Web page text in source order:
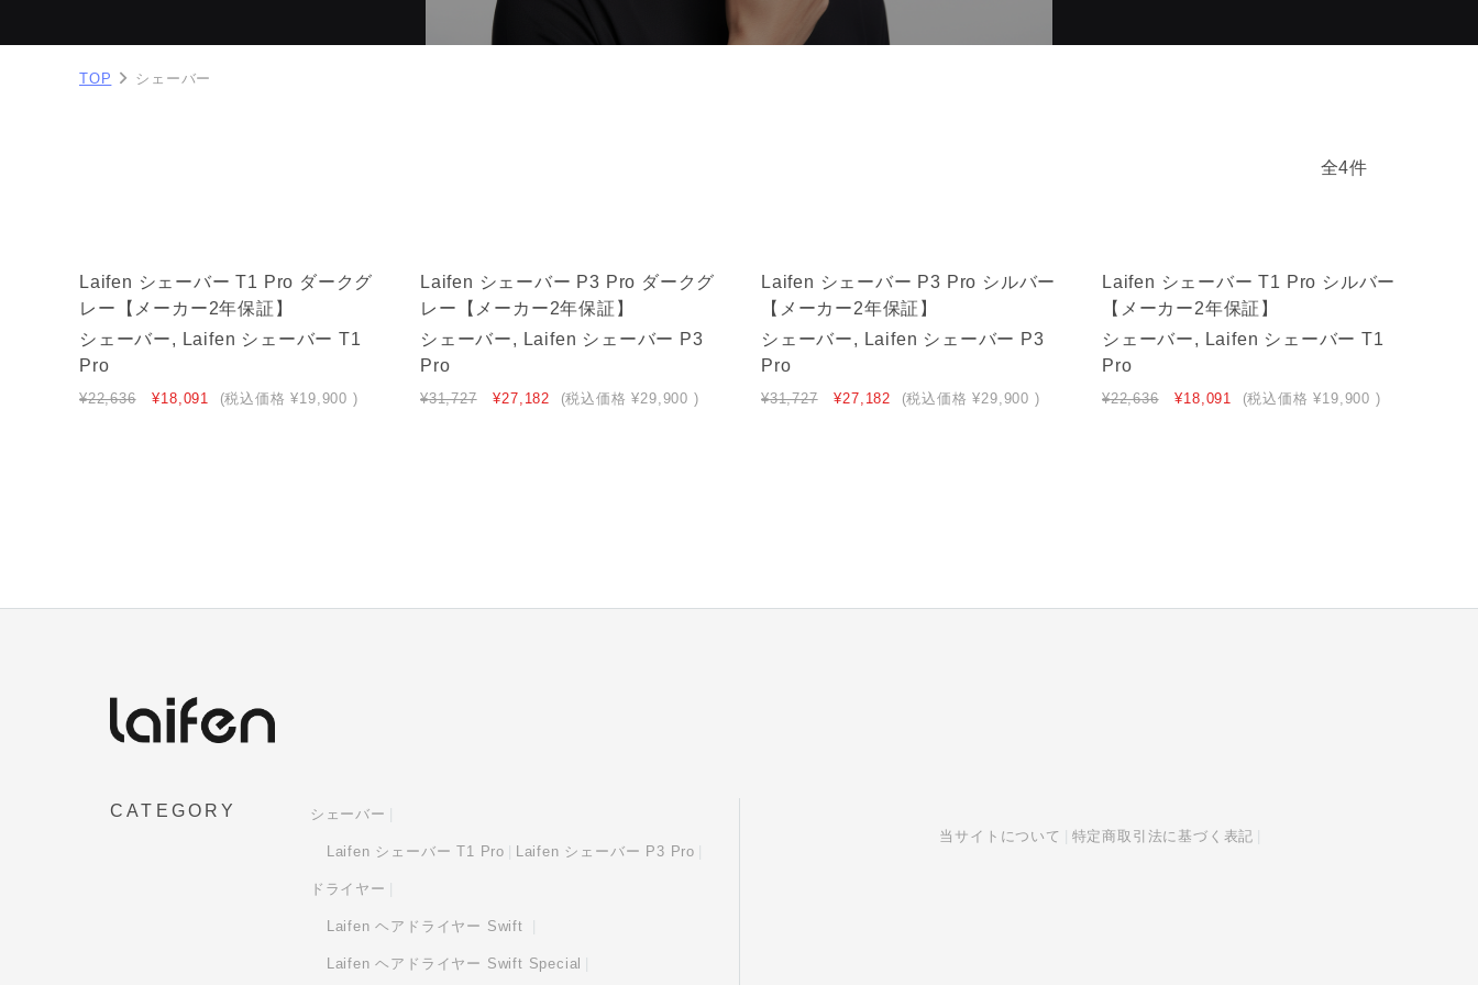
TOP シェーバー
全4件
Laifen シェーバー T1 Pro ダークグ
レー【メーカー2年保証】
シェーバー, Laifen シェーバー T1
Pro
¥22,636 ¥18,091 (税込価格 ¥19,900 )
Laifen シェーバー P3 Pro ダークグ
レー【メーカー2年保証】
シェーバー, Laifen シェーバー P3
Pro
¥31,727 ¥27,182 (税込価格 ¥29,900 )
Laifen シェーバー P3 Pro シルバー
【メーカー2年保証】
シェーバー, Laifen シェーバー P3
Pro
¥31,727 ¥27,182 (税込価格 ¥29,900 )
Laifen シェーバー T1 Pro シルバー
【メーカー2年保証】
シェーバー, Laifen シェーバー T1
Pro
¥22,636 ¥18,091 (税込価格 ¥19,900 )
CATEGORY シェーバー
Laifen シェーバー T1 Pro Laifen シェーバー P3 Pro
ドライヤー
Laifen ヘアドライヤー Swift
Laifen ヘアドライヤー Swift Special
当サイトについて 特定商取引法に基づく表記